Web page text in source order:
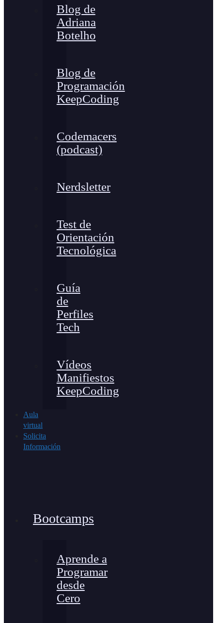
Blog de
Adriana
Botelho
Blog de
Programación
KeepCoding
Codemacers
(podcast)
Nerdsletter
Test de
Orientación
Tecnológica
Guía
de
Perfiles
Tech
Vídeos
Manifiestos
KeepCoding
Aula
virtual
Solicita
Información
Bootcamps
Aprende a
Programar
desde
Cero